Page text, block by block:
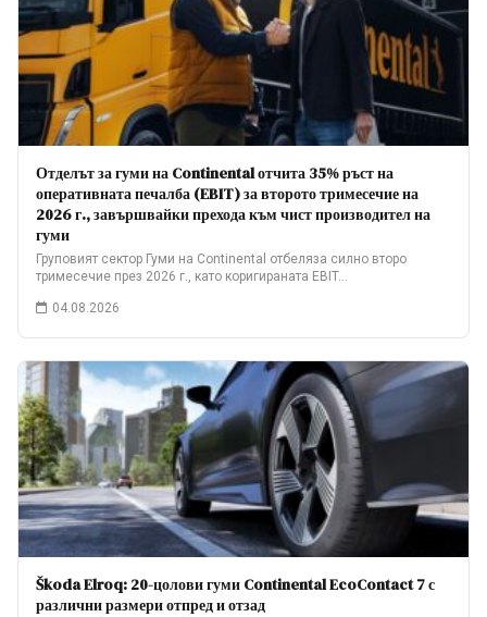
Отделът за гуми на Continental отчита 35% ръст на
оперативната печалба (EBIT) за второто тримесечие на
2026 г., завършвайки прехода към чист производител на
гуми
Груповият сектор Гуми на Continental отбеляза силно второ
тримесечие през 2026 г., като коригираната EBIT…
04.08.2026
Škoda Elroq: 20-цолови гуми Continental EcoContact 7 с
различни размери отпред и отзад